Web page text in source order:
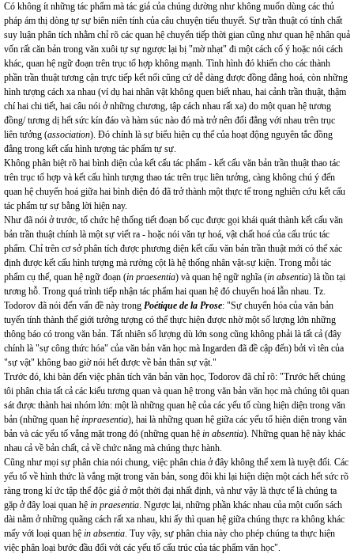
Có không ít những tác phẩm mà tác giả của chúng dường như không muốn dùng các thủ
pháp ám thị dòng tự sự biên niên tính của câu chuyện tiểu thuyết. Sự trần thuật có tính chất
suy luận phân tích nhằm chỉ rõ các quan hệ chuyển tiếp thời gian cũng như quan hệ nhân quả
vốn rất căn bản trong văn xuôi tự sự ngược lại bị "mờ nhạt" đi một cách cố ý hoặc nói cách
khác, quan hệ ngữ đoạn trên trục tổ hợp không mạnh. Tình hình đó khiến cho các thành
phần trần thuật tương cận trực tiếp kết nối cũng cứ dễ dàng được đồng đẳng hoá, còn những
hình tượng cách xa nhau (ví dụ hai nhân vật không quen biết nhau, hai cảnh trần thuật, thậm
chí hai chi tiết, hai câu nói ở những chương, tập cách nhau rất xa) do một quan hệ tương
đồng/ tương dị hết sức kín đáo và hàm súc nào đó mà trở nên đối đẳng với nhau trên trục
liên tưởng (association). Đó chính là sự biểu hiện cụ thể của hoạt động nguyên tắc đồng
đẳng trong kết cấu hình tượng tác phẩm tự sự.
Không phân biệt rõ hai bình diện của kết cấu tác phẩm - kết cấu văn bản trần thuật thao tác
trên trục tổ hợp và kết cấu hình tượng thao tác trên trục liên tưởng, càng không chú ý đến
quan hệ chuyển hoá giữa hai bình diện đó đã trở thành một thực tế trong nghiên cứu kết cấu
tác phẩm tự sự bằng lời hiện nay.
Như đã nói ở trước, tổ chức hệ thống tiết đoạn bố cục được gọi khái quát thành kết cấu văn
bản trần thuật chính là một sự viết ra - hoặc nói văn tự hoá, vật chất hoá của cấu trúc tác
phẩm. Chỉ trên cơ sở phân tích được phương diện kết cấu văn bản trần thuật mới có thể xác
định được kết cấu hình tượng mà rường cột là hệ thống nhân vật-sự kiện. Trong mỗi tác
phẩm cụ thể, quan hệ ngữ đoạn (in praesentia) và quan hệ ngữ nghĩa (in absentia) là tồn tại
tương hỗ. Trong quá trình tiếp nhận tác phẩm hai quan hệ đó chuyển hoá lẫn nhau. Tz.
Todorov đã nói đến vấn đề này trong Poétique de la Prose: "Sự chuyển hóa của văn bản
tuyến tính thành thế giới tưởng tượng có thể thực hiện được nhờ một số lượng lớn những
thông báo có trong văn bản. Tất nhiên số lượng dù lớn song cũng không phải là tất cả (đây
chính là "sự công thức hóa" của văn bản văn học mà Ingarden đã đề cập đến) bởi vì tên của
"sự vật" không bao giờ nói hết được về bản thân sự vật."
Trước đó, khi bàn đến việc phân tích văn bản văn học, Todorov đã chỉ rõ: "Trước hết chúng
tôi phân chia tất cả các kiểu tương quan và quan hệ trong văn bản văn học mà chúng tôi quan
sát được thành hai nhóm lớn: một là những quan hệ của các yếu tố cùng hiện diện trong văn
bản (những quan hệ inpraesentia), hai là những quan hệ giữa các yếu tố hiện diện trong văn
bản và các yếu tố vắng mặt trong đó (những quan hệ in absentia). Những quan hệ này khác
nhau cả về bản chất, cả về chức năng mà chúng thực hành.
Cũng như mọi sự phân chia nói chung, việc phân chia ở đây không thể xem là tuyệt đối. Các
yếu tố về hình thức là vắng mặt trong văn bản, song đôi khi lại hiện diện một cách hết sức rõ
ràng trong kí ức tập thể độc giả ở một thời đại nhất định, và như vậy là thực tế là chúng ta
gặp ở đây loại quan hệ in praesentia. Ngược lại, những phần khác nhau của một cuốn sách
dài nằm ở những quãng cách rất xa nhau, khi ấy thì quan hệ giữa chúng thực ra không khác
mấy với loại quan hệ in absentia. Tuy vậy, sự phân chia này cho phép chúng ta thực hiện
việc phân loại bước đầu đối với các yếu tố cấu trúc của tác phẩm văn học".